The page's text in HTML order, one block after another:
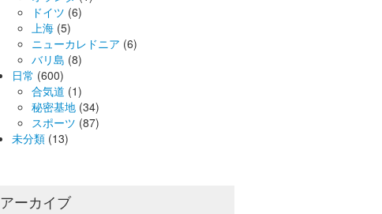
ドイツ (6)
上海 (5)
ニューカレドニア (6)
バリ島 (8)
日常 (600)
合気道 (1)
秘密基地 (34)
スポーツ (87)
未分類 (13)
アーカイブ